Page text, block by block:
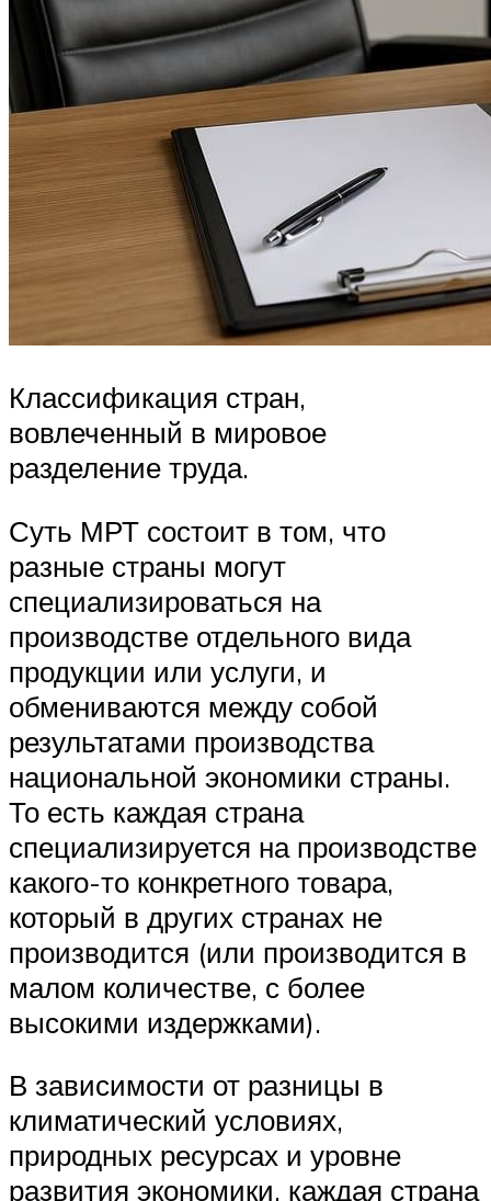
Классификация стран,
вовлеченный в мировое
разделение труда.
Суть МРТ состоит в том, что
разные страны могут
специализироваться на
производстве отдельного вида
продукции или услуги, и
обмениваются между собой
результатами производства
национальной экономики страны.
То есть каждая страна
специализируется на производстве
какого-то конкретного товара,
который в других странах не
производится (или производится в
малом количестве, с более
высокими издержками).
В зависимости от разницы в
климатический условиях,
природных ресурсах и уровне
развития экономики, каждая страна